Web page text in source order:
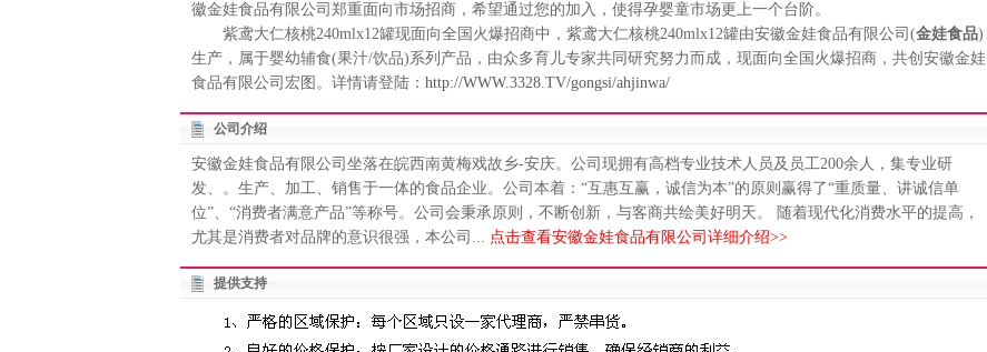
徽金娃食品有限公司郑重面向市场招商，希望通过您的加入，使得孕婴童市场更上一个台阶。
紫鸢大仁核桃240mlx12罐现面向全国火爆招商中，紫鸢大仁核桃240mlx12罐由安徽金娃食品有限公司(金娃食品)
生产，属于婴幼辅食(果汁/饮品)系列产品，由众多育儿专家共同研究努力而成，现面向全国火爆招商，共创安徽金娃
食品有限公司宏图。详情请登陆： http://WWW.3328.TV/gongsi/ahjinwa/
公司介绍
安徽金娃食品有限公司坐落在皖西南黄梅戏故乡-安庆。公司现拥有高档专业技术人员及员工200余人，集专业研
发、。生产、加工、销售于一体的食品企业。公司本着：“互惠互赢，诚信为本”的原则赢得了“重质量、讲诚信单
位”、“消费者满意产品”等称号。公司会秉承原则，不断创新，与客商共绘美好明天。 随着现代化消费水平的提高，
尤其是消费者对品牌的意识很强，本公司... 点击查看安徽金娃食品有限公司详细介绍>>
提供支持